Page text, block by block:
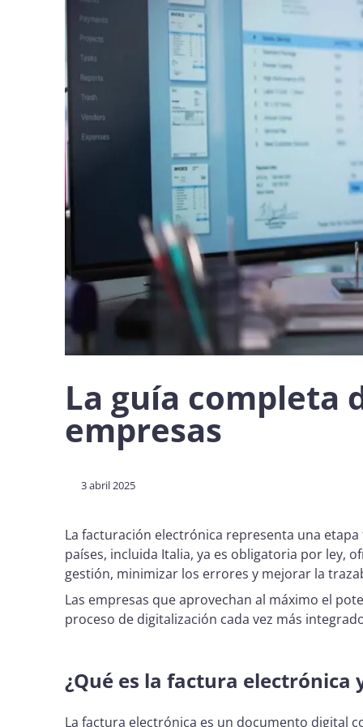
Document Management System
Para organizar, clasificar y buscar documentos
empresariales
Enterprise Content Management
Gestión óptima de datos e información
Long Term Archiving
Un hub para el archivado legal a largo plazo de
eInvoicing
Gestión
Para
intercambio
Solución
conforme a la
Industria Manufacturera
La guía completa
empresas
3 abril 2025
La facturación electrónica representa una
países, incluida Italia, ya es obligatoria por ley,
gestión, minimizar los errores y mejorar la
Las empresas que aprovechan al máximo el
proceso de digitalización cada vez más
¿Qué es la factura electrónica
La factura electrónica es un documento digital